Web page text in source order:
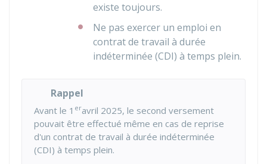
existe toujours.
Ne pas exercer un emploi en
contrat de travail à durée
indéterminée (CDI) à temps plein.
Rappel
Avant le 1 eravril 2025, le second versement
pouvait être effectué même en cas de reprise
d'un contrat de travail à durée indéterminée
(CDI) à temps plein.